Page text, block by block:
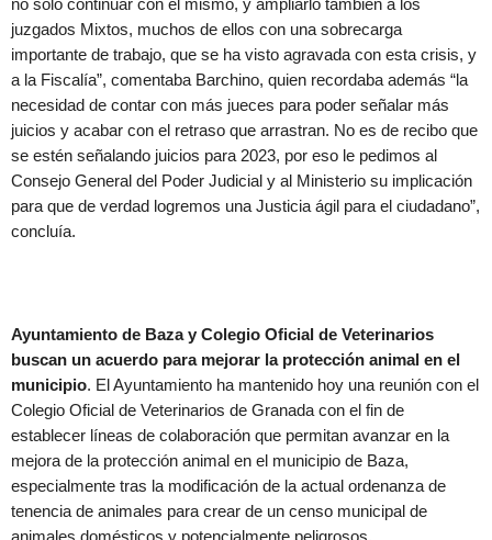
juzgados Mixtos, muchos de ellos con una sobrecarga
importante de trabajo, que se ha visto agravada con esta crisis, y
a la Fiscalía”, comentaba Barchino, quien recordaba además “la
necesidad de contar con más jueces para poder señalar más
juicios y acabar con el retraso que arrastran. No es de recibo que
se estén señalando juicios para 2023, por eso le pedimos al
Consejo General del Poder Judicial y al Ministerio su implicación
para que de verdad logremos una Justicia ágil para el ciudadano”,
concluía.
Ayuntamiento de Baza y Colegio Oficial de Veterinarios
buscan un acuerdo para mejorar la protección animal en el
municipio. El Ayuntamiento ha mantenido hoy una reunión con el
Colegio Oficial de Veterinarios de Granada con el fin de
establecer líneas de colaboración que permitan avanzar en la
mejora de la protección animal en el municipio de Baza,
especialmente tras la modificación de la actual ordenanza de
tenencia de animales para crear de un censo municipal de
animales domésticos y potencialmente peligrosos.